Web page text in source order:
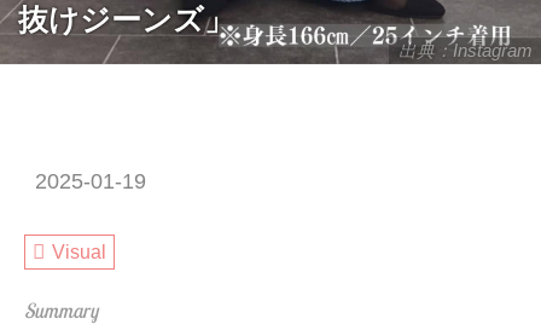
出典：Instagram
抜けジーンズ」
2025-01-19
Visual